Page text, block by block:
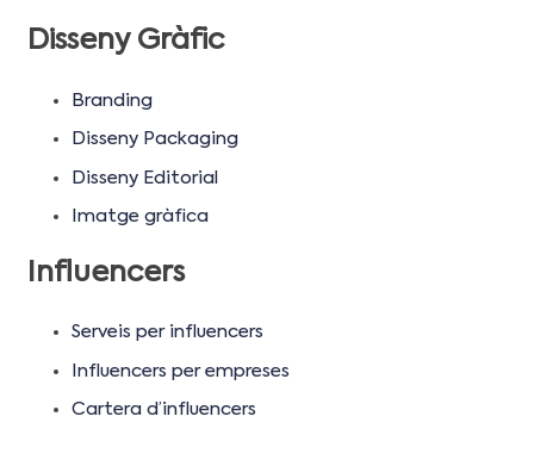
Disseny Gràfic
Branding
Disseny Packaging
Disseny Editorial
Imatge gràfica
Influencers
Serveis per influencers
Influencers per empreses
Cartera d’influencers